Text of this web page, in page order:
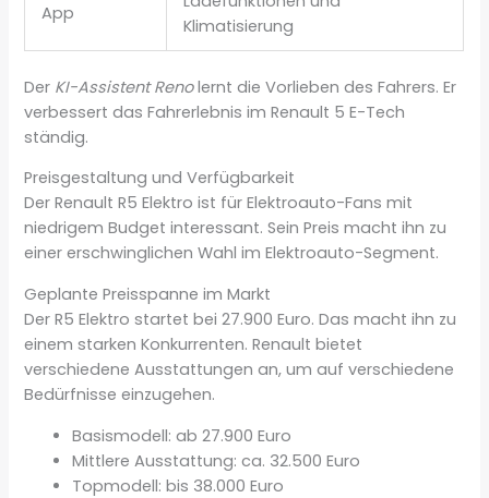
App
Klimatisierung
Der KI-Assistent Renolernt die Vorlieben des Fahrers. Er
verbessert das Fahrerlebnis im Renault 5 E-Tech
ständig.
Preisgestaltung und Verfügbarkeit
Der Renault R5 Elektro ist für Elektroauto-Fans mit
niedrigem Budget interessant. Sein Preis macht ihn zu
einer erschwinglichen Wahl im Elektroauto-Segment.
Geplante Preisspanne im Markt
Der R5 Elektro startet bei 27.900 Euro. Das macht ihn zu
einem starken Konkurrenten. Renault bietet
verschiedene Ausstattungen an, um auf verschiedene
Bedürfnisse einzugehen.
Basismodell: ab 27.900 Euro
Mittlere Ausstattung: ca. 32.500 Euro
Topmodell: bis 38.000 Euro